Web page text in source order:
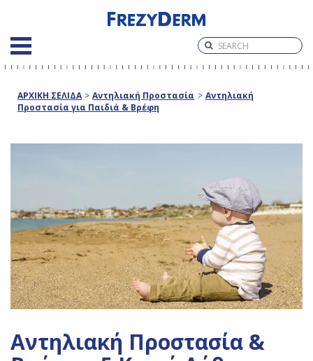
ΑΡΧΙΚΗ ΣΕΛΙΔΑ > Αντηλιακή Προστασία > Αντηλιακή
Προστασία για Παιδιά & Βρέφη
Αντηλιακή Προστασία &